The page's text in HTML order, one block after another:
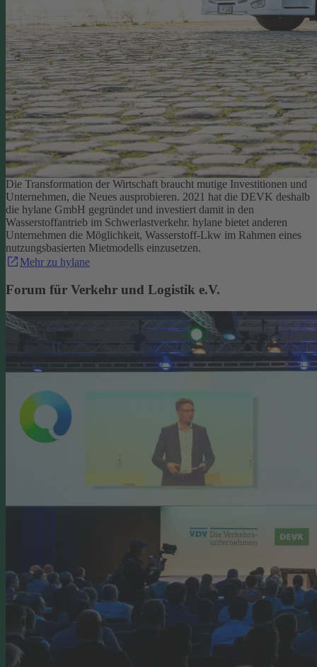
Die Transformation der Wirtschaft braucht mutige Investitionen und
Unternehmen, die Neues ausprobieren. 2021 hat die DEVK deshalb
die hylane GmbH gegründet und investiert damit in den
Wasserstoffantrieb im Schwerlastverkehr. hylane bietet anderen
Unternehmen die Möglichkeit, Wasserstoff-Lkw im Rahmen eines
nutzungsbasierten Mietmodells einzusetzen.
Mehr zu hylane
Forum für Verkehr und Logistik e.V.